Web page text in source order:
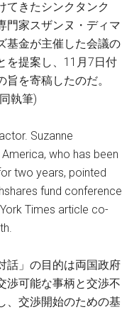
てきたシンクタンク
門家スザンヌ・ディマ
基金が主催した会議の
を提案し、11月7日付
を寄稿したのだ。
執筆)
Suzanne
who has been
two years, pointed
fund conference
Times article co-
話」の目的は両国政府
渉可能な事柄と交渉不
、交渉開始のための基